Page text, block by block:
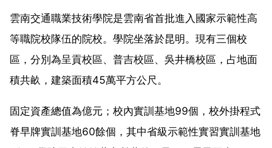
雲南交通職業技術學院是雲南省首批進入國家示範性高
等職院校隊伍的院校。學院坐落於昆明。現有三個校
區，分別為呈貢校區、普吉校區、吳井橋校區，占地面
積共畝，建築面積45萬平方公尺。
固定資產總值為億元；校內實訓基地99個，校外掛程式
脊早牌實訓基地60餘個，其中省級示範性實習實訓基地